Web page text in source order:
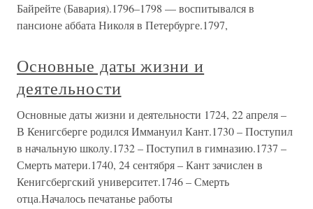
Байрейте (Бавария).1796–1798 — воспитывался в
пансионе аббата Николя в Петербурге.1797,
Основные даты жизни и
деятельности
Основные даты жизни и деятельности 1724, 22 апреля –
В Кенигсберге родился Иммануил Кант.1730 – Поступил
в начальную школу.1732 – Поступил в гимназию.1737 –
Смерть матери.1740, 24 сентября – Кант зачислен в
Кенигсбергский университет.1746 – Смерть
отца.Началось печатанье работы